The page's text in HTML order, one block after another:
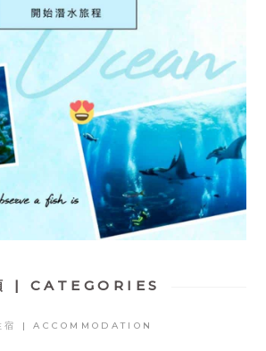
| CATEGORIES
宿 | ACCOMMODATION